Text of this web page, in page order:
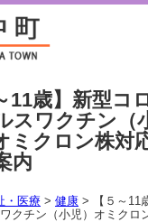
11歳】新型コ
スワクチン（
ミクロン株対
内
・医療 > 健康 > 【５～11
クチン（小児）オミクロ